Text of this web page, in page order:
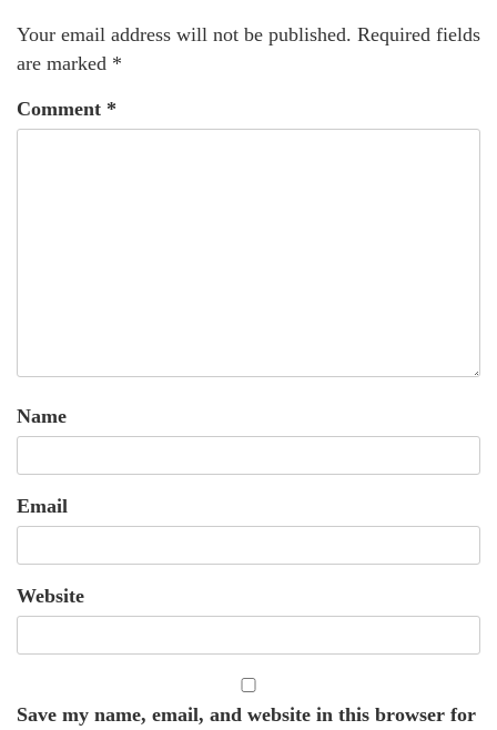
Your email address will not be published. Required fields
are marked *
Comment *
Name
Email
Website
Save my name, email, and website in this browser for